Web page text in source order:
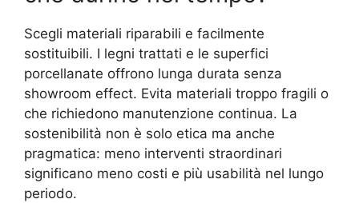
Scegli materiali riparabili e facilmente
sostituibili. I legni trattati e le superfici
porcellanate offrono lunga durata senza
showroom effect. Evita materiali troppo fragili o
che richiedono manutenzione continua. La
sostenibilità non è solo etica ma anche
pragmatica: meno interventi straordinari
significano meno costi e più usabilità nel lungo
periodo.